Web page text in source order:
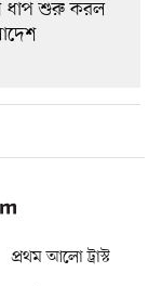
প্রথম আলো ট্রাস্ট